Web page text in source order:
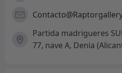
Partida madrigueres
77, nave A, Denia